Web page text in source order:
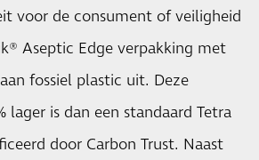
voor de consument of veiligheid
Aseptic Edge verpakking met
fossiel plastic uit. Deze
lager is dan een standaard Tetra
door Carbon Trust. Naast